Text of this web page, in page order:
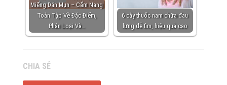
Miếng Dán Mụn – Cẩm Nang
Toàn Tập Về Đặc Điểm,
Phân Loại Và…
6 cây thuốc nam chữa đau
lưng dễ tìm, hiệu quả cao
CHIA SẺ